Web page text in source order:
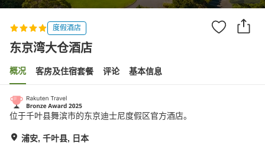
度假酒店
东京湾大仓酒店
概况 客房及住宿套餐 评论 基本信息
位于千叶县舞滨市的东京迪士尼度假区官方酒店。
浦安, 千叶县, 日本